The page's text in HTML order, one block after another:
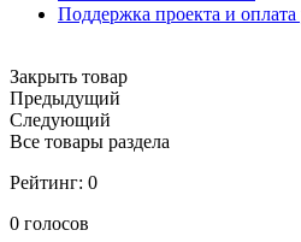
Поддержка проекта и оплата
Закрыть товар
Предыдущий
Следующий
Все товары раздела
Рейтинг: 0
0 голосов